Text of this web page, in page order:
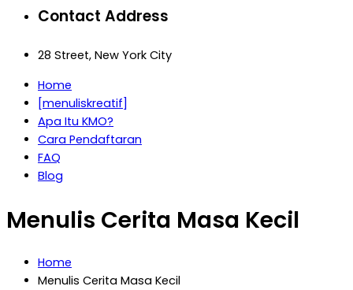
Contact Address
28 Street, New York City
Home
[menuliskreatif]
Apa Itu KMO?
Cara Pendaftaran
FAQ
Blog
Menulis Cerita Masa Kecil
Home
Menulis Cerita Masa Kecil